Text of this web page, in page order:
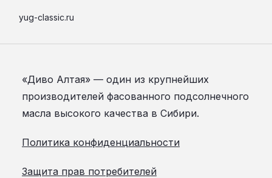
yug-classic.ru
«Диво Алтая» — один из крупнейших
производителей фасованного подсолнечного
масла высокого качества в Сибири.
Политика конфиденциальности
Защита прав потребителей